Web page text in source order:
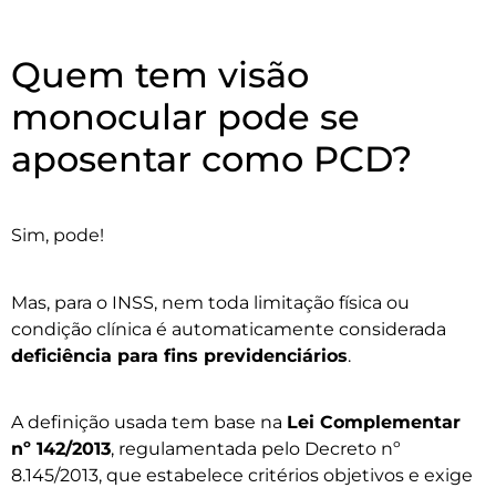
Quem tem visão
monocular pode se
aposentar como PCD?
Sim, pode!
Mas, para o INSS, nem toda limitação física ou
condição clínica é automaticamente considerada
deficiência para fins previdenciários.
A definição usada tem base na Lei Complementar
nº 142/2013, regulamentada pelo Decreto nº
8.145/2013, que estabelece critérios objetivos e exige